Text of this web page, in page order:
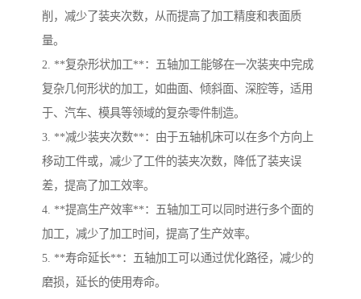
削，减少了装夹次数，从而提高了加工精度和表面质
量。
2. **复杂形状加工**：五轴加工能够在一次装夹中完成
复杂几何形状的加工，如曲面、倾斜面、深腔等，适用
于、汽车、模具等领域的复杂零件制造。
3. **减少装夹次数**：由于五轴机床可以在多个方向上
移动工件或，减少了工件的装夹次数，降低了装夹误
差，提高了加工效率。
4. **提高生产效率**：五轴加工可以同时进行多个面的
加工，减少了加工时间，提高了生产效率。
5. **寿命延长**：五轴加工可以通过优化路径，减少的
磨损，延长的使用寿命。